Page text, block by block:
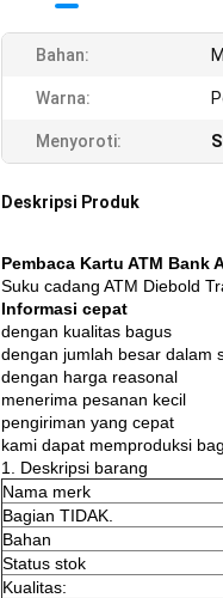
Bahan:
Warna:
Menyoroti:
Deskripsi Produk
Pembaca Kartu ATM Bank
Suku cadang ATM Diebold
Informasi cepat
dengan kualitas bagus
dengan jumlah besar dalam
dengan harga reasonal
menerima pesanan kecil
pengiriman yang cepat
kami dapat memproduksi
1. Deskripsi barang
Nama merk
Bagian TIDAK.
Bahan
Status stok
Kualitas: